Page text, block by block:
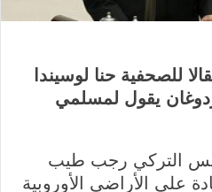
للصحفية حنا لوسيندا
يقول لمسلمي
التركي رجب طيب
على الأراضي الأوروبية